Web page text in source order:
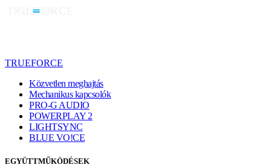
TRUEFORCE
Közvetlen meghajtás
Mechanikus kapcsolók
PRO-G AUDIO
POWERPLAY 2
LIGHTSYNC
BLUE VO!CE
EGYÜTTMŰKÖDÉSEK